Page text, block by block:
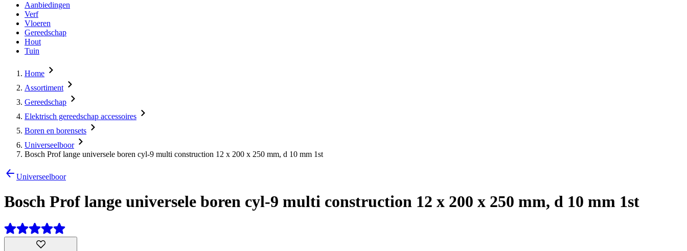
Aanbiedingen
Verf
Vloeren
Gereedschap
Hout
Tuin
Home
Assortiment
Gereedschap
Elektrisch gereedschap accessoires
Boren en borensets
Universeelboor
Bosch Prof lange universele boren cyl-9 multi construction 12 x 200 x 250 mm, d 10 mm 1st
Universeelboor
Bosch Prof lange universele boren cyl-9 multi construction 12 x 200 x 250 mm, d 10 mm 1st